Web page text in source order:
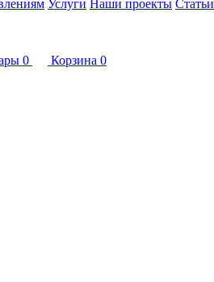
Услуги Наши проекты Статьи
0 Корзина 0